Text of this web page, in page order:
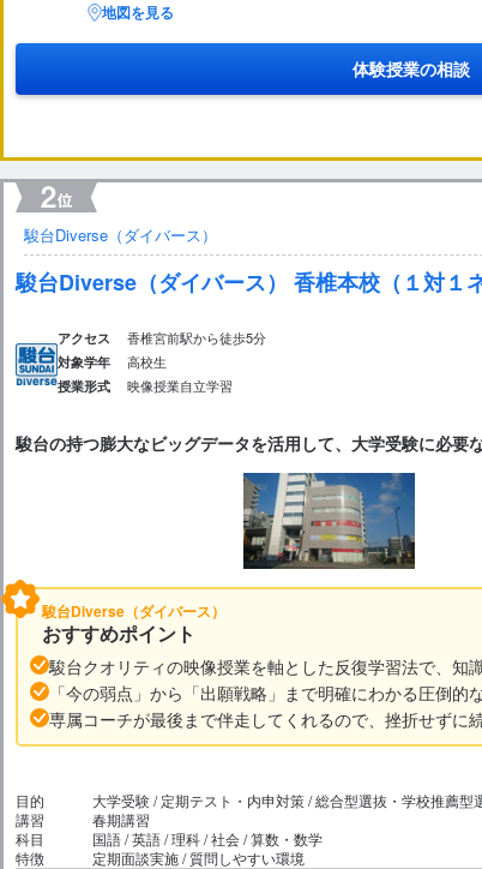
地図を見る
体験授業の相談
駿台Diverse（ダイバース）
駿台Diverse（ダイバース） 香椎本校（１対１
アクセス 香椎宮前駅から徒歩5分
対象学年 高校生
授業形式 映像授業自立学習
駿台の持つ膨大なビッグデータを活用して、大学受験に必要
駿台Diverse（ダイバース）
おすすめポイント
駿台クオリティの映像授業を軸とした反復学習法で、知
「今の弱点」から「出願戦略」まで明確にわかる圧倒的
専属コーチが最後まで伴走してくれるので、挫折せずに
目的
大学受験 / 定期テスト・内申対策 / 総合型選抜・学校推薦型
講習
春期講習
科目
国語 / 英語 / 理科 / 社会 / 算数・数学
特徴
定期面談実施 / 質問しやすい環境